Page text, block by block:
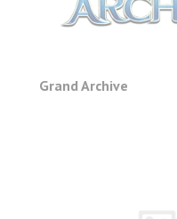
Grand Archive